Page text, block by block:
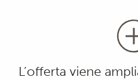
L’offerta viene